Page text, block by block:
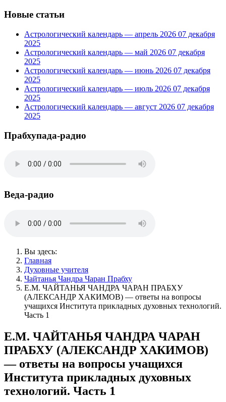
Новые статьи
Астрологический календарь — апрель 2026 07 декабря
2025
Астрологический календарь — май 2026 07 декабря
2025
Астрологический календарь — июнь 2026 07 декабря
2025
Астрологический календарь — июль 2026 07 декабря
2025
Астрологический календарь — август 2026 07 декабря
2025
Прабхупада-радио
Веда-радио
Вы здесь:
Главная
Духовные учителя
Чайтанья Чандра Чаран Прабху
Е.М. ЧАЙТАНЬЯ ЧАНДРА ЧАРАН ПРАБХУ
(АЛЕКСАНДР ХАКИМОВ) — ответы на вопросы
учащихся Института прикладных духовных технологий.
Часть 1
Е.М. ЧАЙТАНЬЯ ЧАНДРА ЧАРАН
ПРАБХУ (АЛЕКСАНДР ХАКИМОВ)
— ответы на вопросы учащихся
Института прикладных духовных
технологий. Часть 1